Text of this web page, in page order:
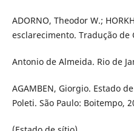
ADORNO, Theodor W.;
esclarecimento. Tradução de
Antonio de Almeida. Rio de
AGAMBEN, Giorgio. Estado
Poleti. São Paulo: Boitempo,